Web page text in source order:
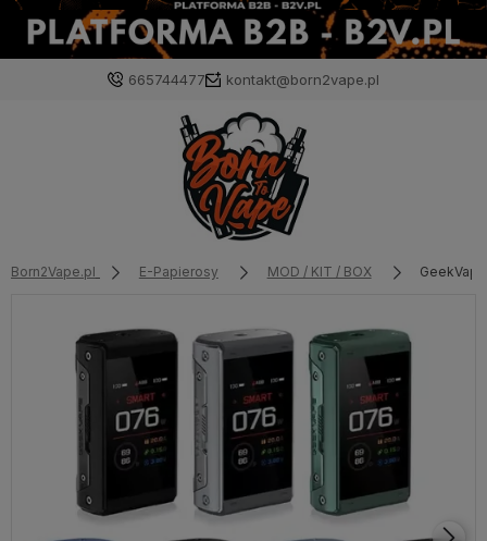
665744477 kontakt@born2vape.pl
Born2Vape.pl E-Papierosy MOD / KIT / BOX